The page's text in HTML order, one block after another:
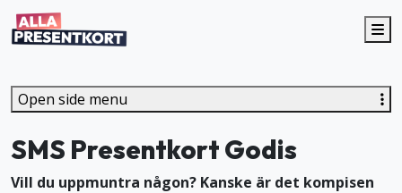
SMS Presentkort Godis
Vill du uppmuntra någon? Kanske är det kompisen
Open side menu